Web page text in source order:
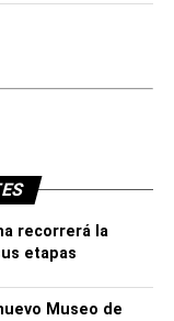
recorrerá la
etapas
Museo de